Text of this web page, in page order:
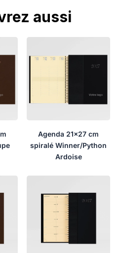
aussi
Agenda 21×27 cm
spiralé Winner/Python
Ardoise